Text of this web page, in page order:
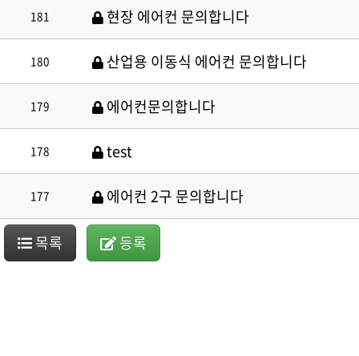
181 현장 에어컨 문의합니다
180 산업용 이동식 에어컨 문의합니다
179 에어컨문의합니다
178 test
177 에어컨 2구 문의합니다
목록 등록